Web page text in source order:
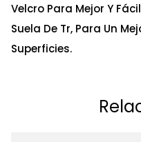
Velcro Para Mejor Y
Suela De Tr, Para Un
Superficies.